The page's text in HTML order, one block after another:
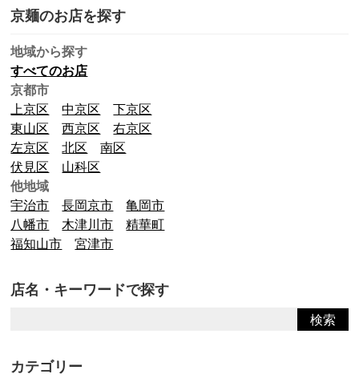
京麺のお店を探す
地域から探す
すべてのお店
京都市
上京区
中京区
下京区
東山区
西京区
右京区
左京区
北区
南区
伏見区
山科区
他地域
宇治市
長岡京市
亀岡市
八幡市
木津川市
精華町
福知山市
宮津市
店名・キーワードで探す
カテゴリー